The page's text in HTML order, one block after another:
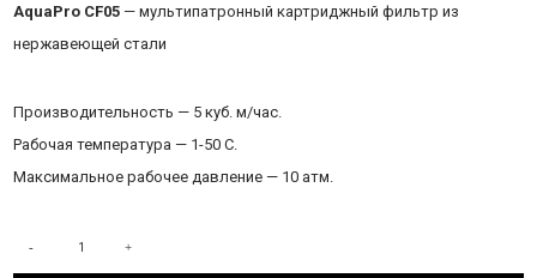
AquaPro CF05 — мультипатронный картриджный фильтр из
нержавеющей стали
Производительность — 5 куб. м/час.
Рабочая температура — 1-50 С.
Максимальное рабочее давление — 10 атм.